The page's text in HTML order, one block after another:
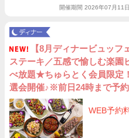
開催期間 2026年07月11
【8月ディナービュッ
ステーキ／五感で愉しむ楽園
べ放題★ちゅらとく会員限定
選会開催♪※前日24時まで予
WEB予約